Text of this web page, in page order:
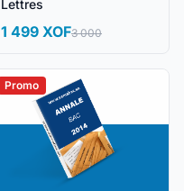
Lettres
1 499 XOF3 000
Promo